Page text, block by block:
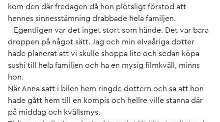
kom den där fredagen då hon plötsligt förstod att
hennes sinnesstämning drabbade hela familjen.
– Egentligen var det inget stort som hände. Det var bara
droppen på något sätt. Jag och min elvaåriga dotter
hade planerat att vi skulle shoppa lite och sedan köpa
sushi till hela familjen och ha en mysig filmkväll, minns
hon.
När Anna satt i bilen hem ringde dottern och sa att hon
hade gått hem till en kompis och hellre ville stanna där
på middag och kvällsmys.